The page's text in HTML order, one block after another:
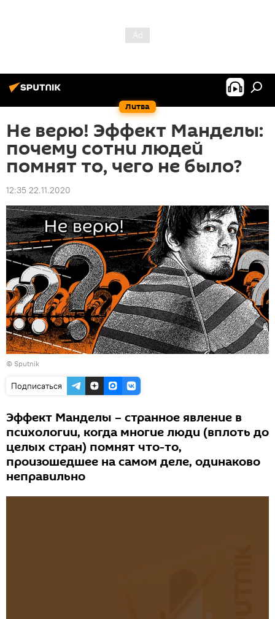
Литва
Не верю! Эффект Манделы:
почему сотни людей
помнят то, чего не было?
12:35 22.11.2020
© Sputnik
Подписаться
Эффект Манделы – странное явление в
психологии, когда многие люди (вплоть до
целых стран) помнят что-то,
произошедшее на самом деле, одинаково
неправильно